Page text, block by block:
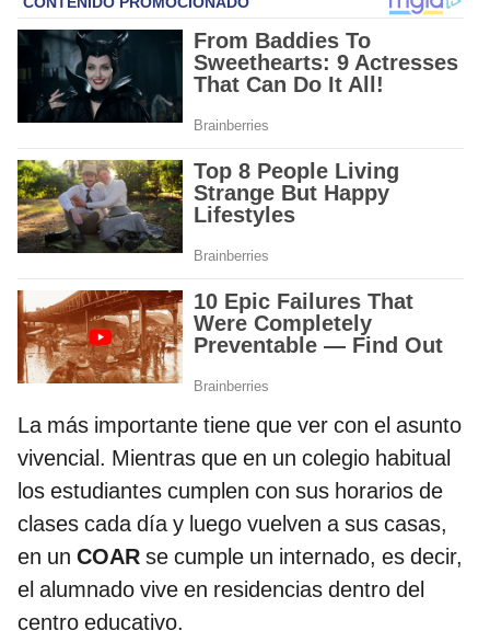
La más importante tiene que ver con el asunto
vivencial. Mientras que en un colegio habitual
los estudiantes cumplen con sus horarios de
clases cada día y luego vuelven a sus casas,
en un COAR se cumple un internado, es decir,
el alumnado vive en residencias dentro del
centro educativo.